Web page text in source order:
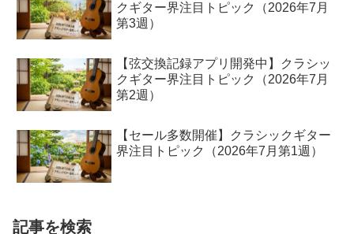
クギター界注目トピック（2026年7月
第3週）
【弦交換記録アプリ開発中】クラシッ
クギター界注目トピック（2026年7月
第2週）
【セール多数開催】クラシックギター
界注目トピック（2026年7月第1週）
記事を検索